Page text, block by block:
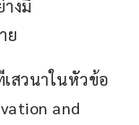
งมี
ย
สวนาในหัวข้อ
and